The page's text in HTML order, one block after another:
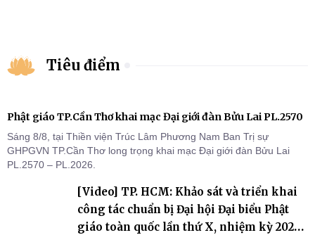
Tiêu điểm
Phật giáo TP.Cần Thơ khai mạc Đại giới đàn Bửu Lai PL.2570
Sáng 8/8, tại Thiền viện Trúc Lâm Phương Nam Ban Trị sự
GHPGVN TP.Cần Thơ long trọng khai mạc Đại giới đàn Bửu Lai
PL.2570 – PL.2026.
[Video] TP. HCM: Khảo sát và triển khai
công tác chuẩn bị Đại hội Đại biểu Phật
giáo toàn quốc lần thứ X, nhiệm kỳ 2026-